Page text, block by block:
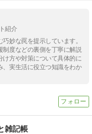
紹介
妙な罠を提示しています。
度などの裏側を丁寧に解説
け方や対策について具体的に
、実生活に役立つ知識をわか
雑記帳